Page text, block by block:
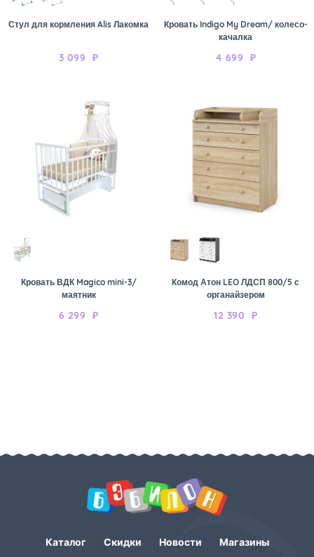
Стул для кормления Alis Лакомка
3 099 ₽
Кровать Indigo My Dream/ колесо-
качалка
4 699 ₽
Кровать ВДК Magico mini-3/
маятник
6 299 ₽
Комод Атон LEO ЛДСП 800/5 с
органайзером
12 390 ₽
Каталог Скидки Новости Магазины